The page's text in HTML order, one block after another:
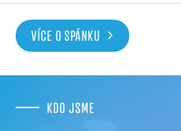
VÍCE O SPÁNKU
KDO JSME